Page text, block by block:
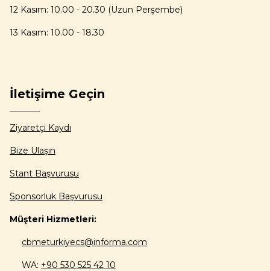
12 Kasım: 10.00 - 20.30 (Uzun Perşembe)
13 Kasım: 10.00 - 18.30
İletişime Geçin
Ziyaretçi Kaydı
Bize Ulaşın
Stant Başvurusu
Sponsorluk Başvurusu
Müşteri Hizmetleri:
cbmeturkiyecs@informa.com
WA: +90 530 525 42 10